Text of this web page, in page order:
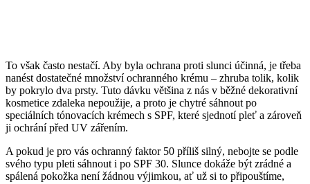
To však často nestačí. Aby byla ochrana proti slunci účinná, je třeba
nanést dostatečné množství ochranného krému – zhruba tolik, kolik
by pokrylo dva prsty. Tuto dávku většina z nás v běžné dekorativní
kosmetice zdaleka nepoužije, a proto je chytré sáhnout po
speciálních tónovacích krémech s SPF, které sjednotí pleť a zároveň
ji ochrání před UV zářením.
A pokud je pro vás ochranný faktor 50 příliš silný, nebojte se podle
svého typu pleti sáhnout i po SPF 30. Slunce dokáže být zrádné a
spálená pokožka není žádnou výjimkou, ať už si to připouštíme,